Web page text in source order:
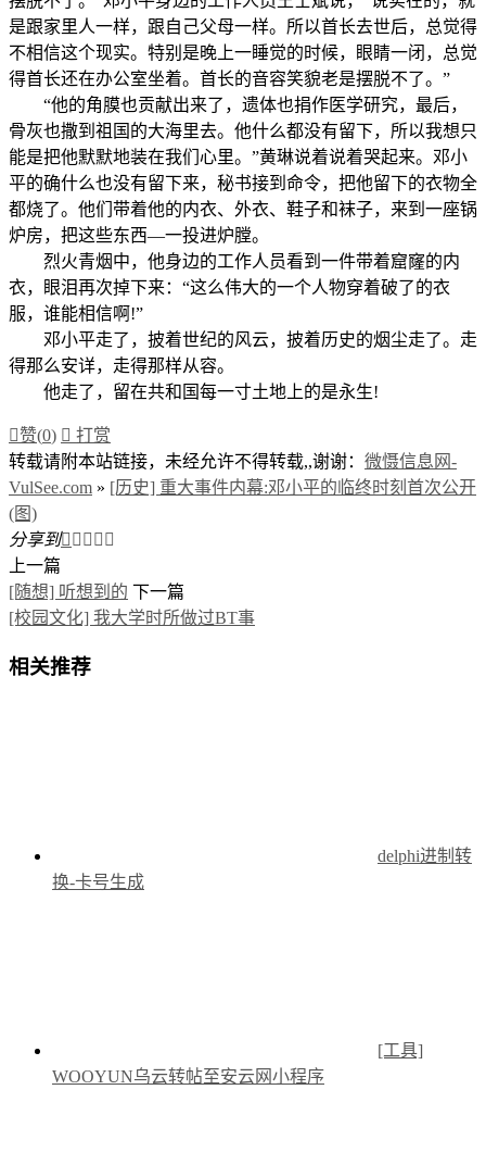
是跟家里人一样，跟自己父母一样。所以首长去世后，总觉得
不相信这个现实。特别是晚上一睡觉的时候，眼睛一闭，总觉
得首长还在办公室坐着。首长的音容笑貌老是摆脱不了。”
“他的角膜也贡献出来了，遗体也捐作医学研究，最后，
骨灰也撒到祖国的大海里去。他什么都没有留下，所以我想只
能是把他默默地装在我们心里。”黄琳说着说着哭起来。邓小
平的确什么也没有留下来，秘书接到命令，把他留下的衣物全
都烧了。他们带着他的内衣、外衣、鞋子和袜子，来到一座锅
炉房，把这些东西—一投进炉膛。
烈火青烟中，他身边的工作人员看到一件带着窟窿的内
衣，眼泪再次掉下来：“这么伟大的一个人物穿着破了的衣
服，谁能相信啊!”
邓小平走了，披着世纪的风云，披着历史的烟尘走了。走
得那么安详，走得那样从容。
他走了，留在共和国每一寸土地上的是永生!
赞(0)  打赏
转载请附本站链接，未经允许不得转载,,谢谢： 微慑信息网-
VulSee.com » [历史] 重大事件内幕:邓小平的临终时刻首次公开
(图)
分享到    
上一篇
[随想] 听想到的 下一篇
[校园文化] 我大学时所做过BT事
相关推荐
delphi进制转
换-卡号生成
[工具]
WOOYUN乌云转帖至安云网小程序